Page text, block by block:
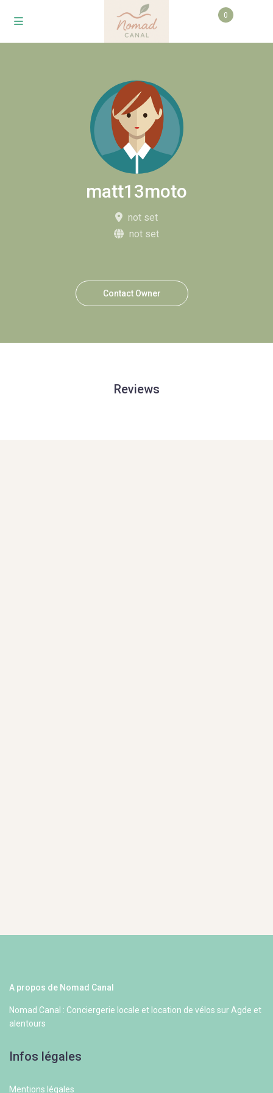
0
matt13moto
not set
not set
Contact Owner
Reviews
A propos de Nomad Canal
Nomad Canal : Conciergerie locale et location de vélos sur Agde et
alentours
Infos légales
Mentions légales